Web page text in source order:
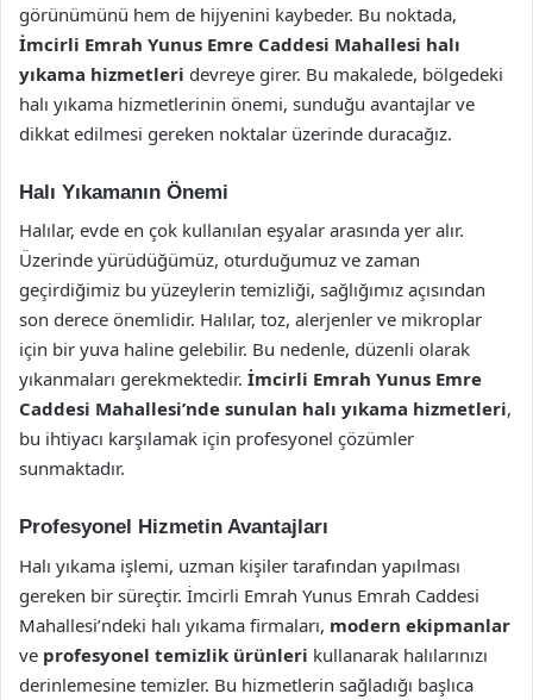
görünümünü hem de hijyenini kaybeder. Bu noktada,
İmcirli Emrah Yunus Emre Caddesi Mahallesi halı
yıkama hizmetleri devreye girer. Bu makalede, bölgedeki
halı yıkama hizmetlerinin önemi, sunduğu avantajlar ve
dikkat edilmesi gereken noktalar üzerinde duracağız.
Halı Yıkamanın Önemi
Halılar, evde en çok kullanılan eşyalar arasında yer alır.
Üzerinde yürüdüğümüz, oturduğumuz ve zaman
geçirdiğimiz bu yüzeylerin temizliği, sağlığımız açısından
son derece önemlidir. Halılar, toz, alerjenler ve mikroplar
için bir yuva haline gelebilir. Bu nedenle, düzenli olarak
yıkanmaları gerekmektedir. İmcirli Emrah Yunus Emre
Caddesi Mahallesi’nde sunulan halı yıkama hizmetleri,
bu ihtiyacı karşılamak için profesyonel çözümler
sunmaktadır.
Profesyonel Hizmetin Avantajları
Halı yıkama işlemi, uzman kişiler tarafından yapılması
gereken bir süreçtir. İmcirli Emrah Yunus Emrah Caddesi
Mahallesi’ndeki halı yıkama firmaları, modern ekipmanlar
ve profesyonel temizlik ürünleri kullanarak halılarınızı
derinlemesine temizler. Bu hizmetlerin sağladığı başlıca